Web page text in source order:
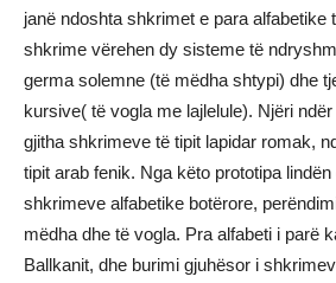
janë ndoshta shkrimet e para alfabetike
shkrime vërehen dy sisteme të
germa solemne (të mëdha shtypi) dhe
kursive( të vogla me lajlelule). Njëri
gjitha shkrimeve të tipit lapidar romak,
tipit arab fenik. Nga këto prototipa
shkrimeve alfabetike botërore,
mëdha dhe të vogla. Pra alfabeti i parë
Ballkanit, dhe burimi gjuhësor i